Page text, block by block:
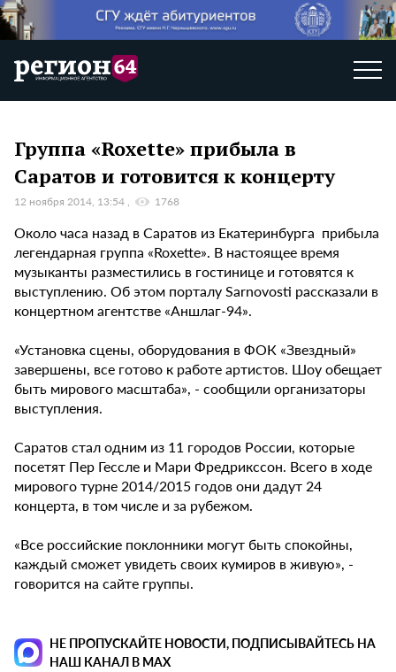
Группа «Roxette» прибыла в
Саратов и готовится к концерту
12 ноября 2014, 13:54 1768
Около часа назад в Саратов из Екатеринбурга прибыла
легендарная группа «Roxette». В настоящее время
музыканты разместились в гостинице и готовятся к
выступлению. Об этом порталу Sarnovosti рассказали в
концертном агентстве «Аншлаг-94».
«Установка сцены, оборудования в ФОК «Звездный»
завершены, все готово к работе артистов. Шоу обещает
быть мирового масштаба», - сообщили организаторы
выступления.
Саратов стал одним из 11 городов России, которые
посетят Пер Гессле и Мари Фредрикссон. Всего в ходе
мирового турне 2014/2015 годов они дадут 24
концерта, в том числе и за рубежом.
«Все российские поклонники могут быть спокойны,
каждый сможет увидеть своих кумиров в живую», -
говорится на сайте группы.
НЕ ПРОПУСКАЙТЕ НОВОСТИ, ПОДПИСЫВАЙТЕСЬ НА
НАШ КАНАЛ В MAX